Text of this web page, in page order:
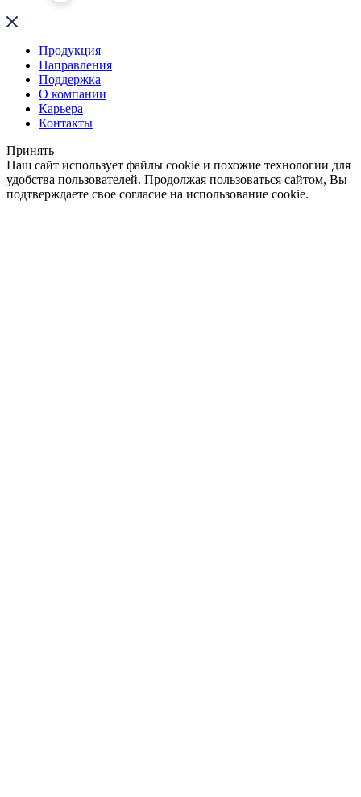
Продукция
Направления
Поддержка
О компании
Карьера
Контакты
Принять
Наш сайт использует файлы cookie и похожие технологии для
удобства пользователей. Продолжая пользоваться сайтом, Вы
подтверждаете свое согласие на использование cookie.